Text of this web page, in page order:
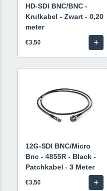
HD-SDI BNC/BNC -
Krulkabel - Zwart - 0,20
meter
€3,50 +
12G-SDI BNC/Micro
Bnc - 4855R - Black -
Patchkabel - 3 Meter
€3,50 +